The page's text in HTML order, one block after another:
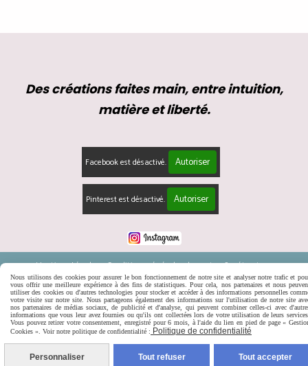
Des créations faites main, entre intuition,
matière et liberté.
Facebook est désactivé. Autoriser
Pinterest est désactivé. Autoriser
Mentions Légales Conditions générales de vente
Se rétracter
Politique de confidentialité
Gestion cookies Mon Compte
Nous utilisons des cookies pour assurer le bon fonctionnement de notre site et analyser notre trafic et
vous offrir une meilleure expérience à des fins de statistiques. Pour cela, nos partenaires et nous
utiliser des cookies ou d'autres technologies pour stocker et accéder à des informations personnelles
votre visite sur notre site. Nous partageons également des informations sur l'utilisation de notre site
nos partenaires de médias sociaux, de publicité et d'analyse, qui peuvent combiner celles-ci avec
informations que vous leur avez fournies ou qu'ils ont collectées lors de votre utilisation de leurs
Vous pouvez retirer votre consentement, enregistré pour 6 mois, à l'aide du lien en pied de page «
Cookies ». Voir notre politique de confidentialité : Politique de confidentialité
Personnaliser Tout refuser Tout accepter